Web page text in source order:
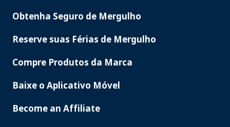
Obtenha Seguro de Mergulho
Reserve suas Férias de Mergulho
Compre Produtos da Marca
Baixe o Aplicativo Móvel
Become an Affiliate